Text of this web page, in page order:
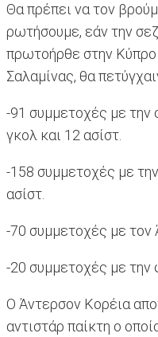
Θα πρέπει να τον
ρωτήσουμε, εάν την
πρωτοήρθε στην Κύπρο
Σαλαμίνας, θα
-91 συμμετοχές με
γκολ και 12 ασίστ.
-158 συμμετοχές με
ασίστ.
-70 συμμετοχές με τον
-20 συμμετοχές με την
Ο Άντερσον Κορέια
αντιστάρ παίκτη ο